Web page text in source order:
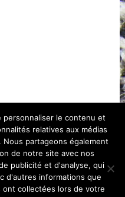
le contenu et
relatives aux médias
partageons également
de notre site avec nos
publicité et d'analyse, qui
d'autres informations que
collectées lors de votre